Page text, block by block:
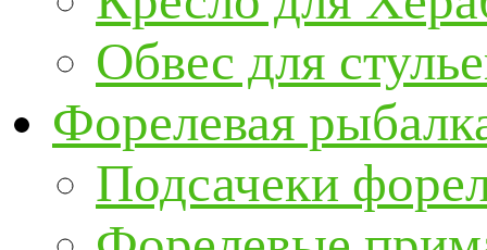
Обвес для
Форелевая
Подсачеки